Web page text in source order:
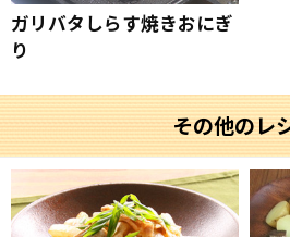
ガリバタしらす焼きおにぎ
り
その他のレ